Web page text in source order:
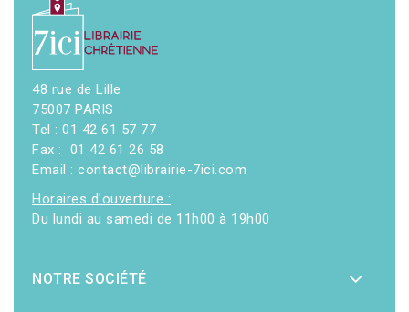
48 rue de Lille
75007 PARIS
Tel : 01 42 61 57 77
Fax : 01 42 61 26 58
Email : contact@librairie-7ici.com
Horaires d'ouverture :
Du lundi au samedi de 11h00 à 19h00
NOTRE SOCIÉTÉ